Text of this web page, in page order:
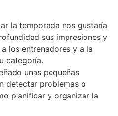
la temporada nos gustaría
sus impresiones y
los entrenadores y a la
categoría.
unas pequeñas
detectar problemas o
planificar y organizar la